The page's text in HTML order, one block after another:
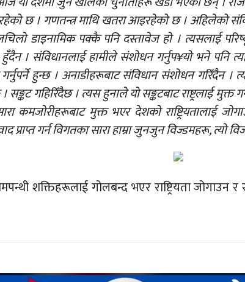
छ । गणतन्त्र माथि खतरा आइरहेको छ । अहिलेको
डाइनामिक पक्कै पनि दस्तावेज हो । त्यसलाई
। संविधानलाई हामीले संशोधन गर्नुप¥यो भने पनि
हुन्छ । अनाडीहरूबाट संविधान संशोधन गरिँदैन
सङ्कट गहिरिँदैछ । त्यस हुनाले यो सङ्कटबाट राष्ट्रलाई
कमजोरीहरूबाट मुक्त भएर देशको राष्ट्रियतालाई
प्राप्त गर्न विगतका सारा हाम्रा जुनजुन विज्डमहरू, त्यो
शक्तिहरूलाई गोलबन्द भएर राष्ट्रियता जोगाउन